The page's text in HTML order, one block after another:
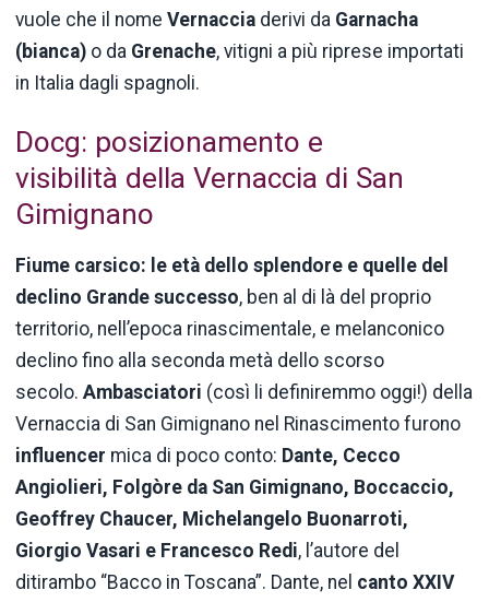
vuole che il nome Vernaccia derivi da Garnacha
(bianca) o da Grenache, vitigni a più riprese importati
in Italia dagli spagnoli.
Docg: posizionamento e
visibilità della Vernaccia di San
Gimignano
Fiume carsico: le età dello splendore e quelle del
declino Grande successo, ben al di là del proprio
territorio, nell’epoca rinascimentale, e melanconico
declino fino alla seconda metà dello scorso
secolo. Ambasciatori (così li definiremmo oggi!) della
Vernaccia di San Gimignano nel Rinascimento furono
influencer mica di poco conto: Dante, Cecco
Angiolieri, Folgòre da San Gimignano, Boccaccio,
Geoffrey Chaucer, Michelangelo Buonarroti,
Giorgio Vasari e Francesco Redi, l’autore del
ditirambo “Bacco in Toscana”. Dante, nel canto XXIV